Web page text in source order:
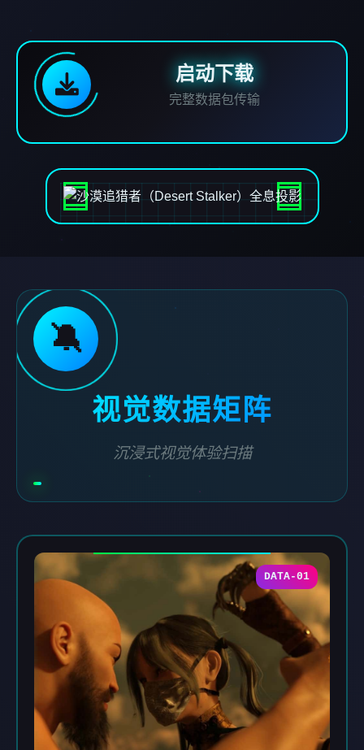
启动下载
完整数据包传输
🔕
视觉数据矩阵
沉浸式视觉体验扫描
DATA-01